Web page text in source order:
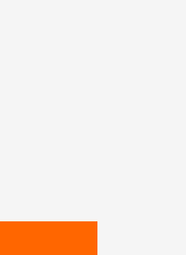
DE SHAMPOOING
LA QUANTITÉ DE